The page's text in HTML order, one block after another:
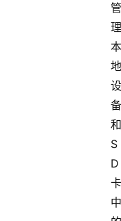
管
理
本
地
设
备
和
S
D
卡
中